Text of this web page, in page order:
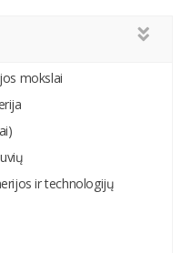
mokslai
ir technologijų